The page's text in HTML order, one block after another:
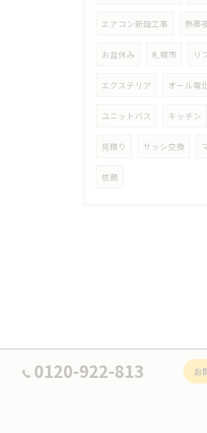
エアコン新設工事 熱帯
お盆休み 札幌市 リ
エクステリア オール電
ユニットバス キッチン
見積り サッシ交換
依頼
0120-922-813 お